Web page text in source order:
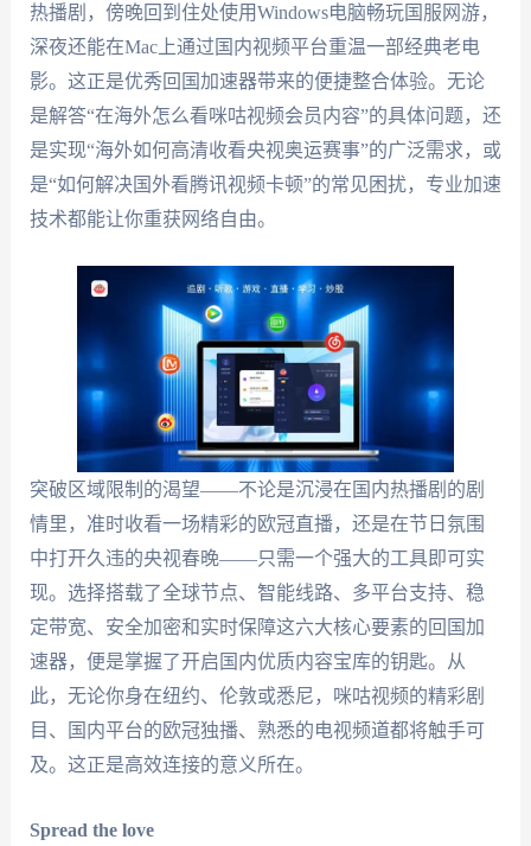
热播剧，傍晚回到住处使用Windows电脑畅玩国服网游，
深夜还能在Mac上通过国内视频平台重温一部经典老电
影。这正是优秀回国加速器带来的便捷整合体验。无论
是解答“在海外怎么看咪咕视频会员内容”的具体问题，还
是实现“海外如何高清收看央视奥运赛事”的广泛需求，或
是“如何解决国外看腾讯视频卡顿”的常见困扰，专业加速
技术都能让你重获网络自由。
突破区域限制的渴望——不论是沉浸在国内热播剧的剧
情里，准时收看一场精彩的欧冠直播，还是在节日氛围
中打开久违的央视春晚——只需一个强大的工具即可实
现。选择搭载了全球节点、智能线路、多平台支持、稳
定带宽、安全加密和实时保障这六大核心要素的回国加
速器，便是掌握了开启国内优质内容宝库的钥匙。从
此，无论你身在纽约、伦敦或悉尼，咪咕视频的精彩剧
目、国内平台的欧冠独播、熟悉的电视频道都将触手可
及。这正是高效连接的意义所在。
Spread the love